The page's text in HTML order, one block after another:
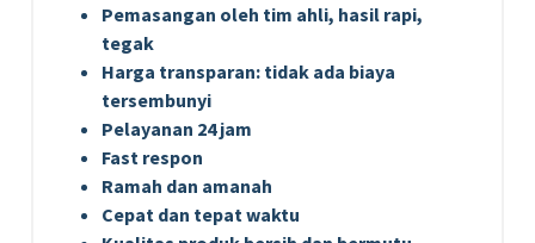
Pemasangan oleh tim ahli, hasil rapi,
tegak
Harga transparan: tidak ada biaya
tersembunyi
Pelayanan 24 jam
Fast respon
Ramah dan amanah
Cepat dan tepat waktu